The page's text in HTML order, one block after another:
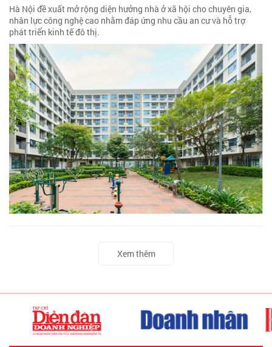
Hà Nội đề xuất mở rộng diện hưởng nhà ở xã hội cho chuyên gia,
nhân lực công nghệ cao nhằm đáp ứng nhu cầu an cư và hỗ trợ
phát triển kinh tế đô thị.
Xem thêm